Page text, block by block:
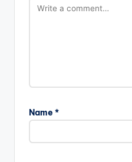
Name *